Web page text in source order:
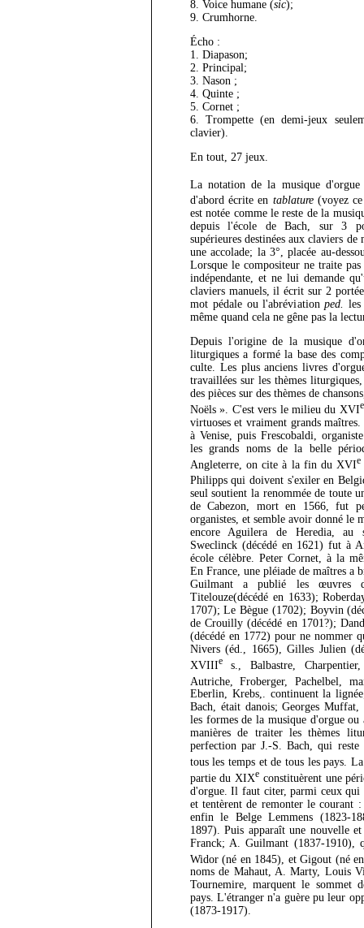
8. Voice humane (sic);
9. Crumhorne.
Écho :
1. Diapason;
2. Principal;
3. Nason ;
4. Quinte ;
5. Cornet ;
6. Trompette (en demi-jeux
clavier).
En tout, 27 jeux.
La notation de la musique
d'abord écrite en tablature(voyez
est notée comme le reste de la
depuis l'école de Bach, sur 3
supérieures destinées aux claviers
une accolade; la 3°, placée au-
Lorsque le compositeur ne traite
indépendante, et ne lui demande
claviers manuels, il écrit sur 2
mot pédale ou l'abréviationped.
même quand cela ne gêne pas la
Depuis l'origine de la musique
liturgiques a formé la base des
culte. Les plus anciens livres
travaillées sur les thèmes
des pièces sur des thèmes de
Noëls ». C'est vers le milieu du XVIe
virtuoses et vraiment grands
à Venise, puis Frescobaldi,
les grands noms de la belle
Angleterre, on cite à la fin du XVIe
Philipps qui doivent s'exiler en
seul soutient la renommée de toute
de Cabezon, mort en 1566, fut
organistes, et semble avoir donné le
encore Aguilera de Heredia, au
Sweclinck (décédé en 1621) fut à
école célèbre. Peter Cornet, à la
En France, une pléiade de maîtres a
Guilmant a publié les
Titelouze(décédé en 1633);
1707); Le Bègue (1702); Boyvin
de Crouilly (décédé en 1701?);
(décédé en 1772) pour ne nommer
Nivers (éd., 1665), Gilles Julien
XVIIIes., Balbastre,
Autriche, Froberger, Pachelbel,
Eberlin, Krebs,. continuent la
Bach, était danois; Georges
les formes de la musique d'orgue
manières de traiter les thèmes
perfection par J.-S. Bach, qui reste
tous les temps et de tous les pays.
partie du XIXe constituèrent une
d'orgue. Il faut citer, parmi ceux qui
et tentèrent de remonter le courant
enfin le Belge Lemmens (1823-
1897). Puis apparaît une nouvelle
Franck; A. Guilmant (1837-1910),
Widor (né en 1845), et Gigout (né
noms de Mahaut, A. Marty, Louis
Tournemire, marquent le sommet
pays. L'étranger n'a guère pu leur
(1873-1917).